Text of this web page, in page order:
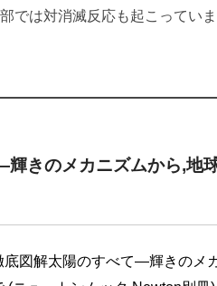
では対消滅反応も起こってい
きのメカニズムから,地
底図解太陽のすべて―輝きのメ